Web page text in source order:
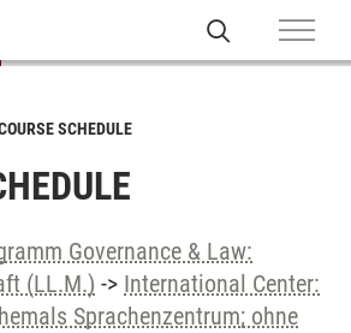
SCHEDULE
Governance & Law:
(LL.M.) -> International Center:
Sprachenzentrum; ohne